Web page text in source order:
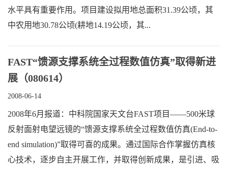
水平具有重要作用。项目建设拟用地总面积31.39公顷，其
中农用地30.78公顷(耕地14.19公顷，其...
FAST“馈源支撑系统全过程数值仿真”取得新进
展（080614）
2008-06-14
2008年6月报道：中科院国家天文台FAST项目——500米球
反射面射电望远镜的“馈源支撑系统全过程数值仿真(End-to-
end simulation)”取得可喜的成果。通过国际合作掌握仿真核
心技术，逐步自主开展工作，并取得创新成果，是引进、吸